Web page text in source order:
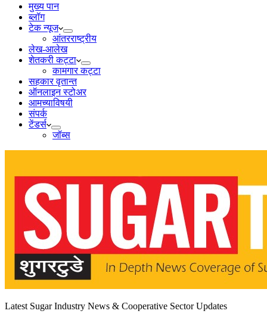
मुख्य पान
ब्लॉग
टेक न्यूज
आंतरराष्ट्रीय
लेख-आलेख
शेतकरी कट्टा
कामगार कट्टा
सहकार वृतान्त
ऑनलाइन स्टोअर
आमच्याविषयी
संपर्क
टेंडर्स
जॉब्स
Latest Sugar Industry News & Cooperative Sector Updates